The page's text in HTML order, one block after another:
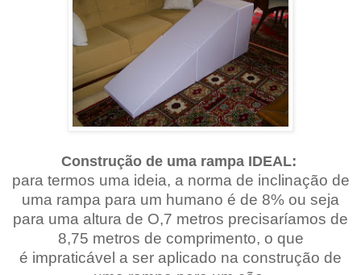
Construção de uma rampa IDEAL:
para termos uma ideia, a norma de inclinação de
uma rampa para um humano é de 8% ou seja
para uma altura de O,7 metros precisaríamos de
8,75 metros de comprimento, o que
é impraticável a ser aplicado na construção de